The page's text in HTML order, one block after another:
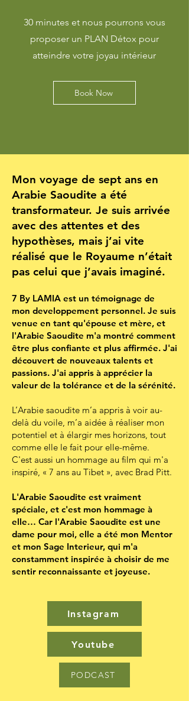
30 minutes et nous pourrons vous
proposer un PLAN Détox pour
atteindre votre joyau intérieur
Book Now
Mon voyage de sept ans en
Arabie Saoudite a été
transformateur. Je suis arrivée
avec des attentes et des
hypothèses, mais j’ai vite
réalisé que le Royaume n’était
pas celui que j’avais imaginé.
7 By LAMIA est un témoignage de
mon developpement personnel. Je suis
venue en tant qu'épouse et mère, et
l'Arabie Saoudite m'a montré comment
être plus confiante et plus affirmée. J'ai
découvert de nouveaux talents et
passions. J'ai appris à apprécier la
valeur de la tolérance et de la sérénité.
L’Arabie saoudite m’a appris à voir au-
delà du voile, m’a aidée à réaliser mon
potentiel et à élargir mes horizons, tout
comme elle le fait pour elle-même.
C'est aussi un hommage au film qui m'a
inspiré, « 7 ans au Tibet », avec Brad Pitt.
L'Arabie Saoudite est vraiment
spéciale, et c'est mon hommage à
elle… Car l'Arabie Saoudite est une
dame pour moi, elle a été mon Mentor
et mon Sage Interieur, qui m'a
constamment inspirée à choisir de me
sentir reconnaissante et joyeuse.
Instagram
Youtube
PODCAST